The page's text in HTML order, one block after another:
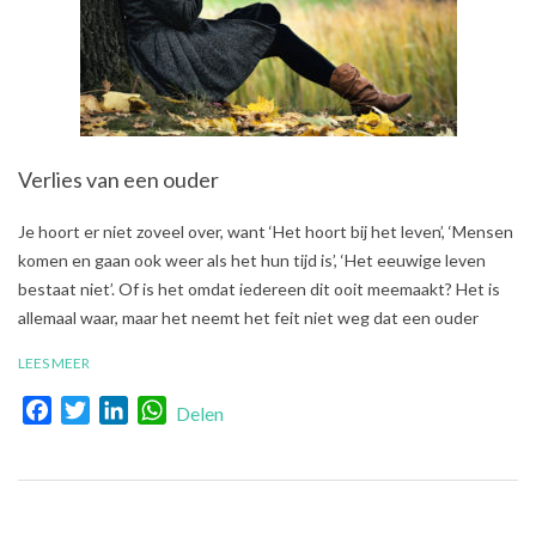
Verlies van een ouder
2019-
03-
08
Je hoort er niet zoveel over, want ‘Het hoort bij het leven’, ‘Mensen
komen en gaan ook weer als het hun tijd is’, ‘Het eeuwige leven
bestaat niet’. Of is het omdat iedereen dit ooit meemaakt? Het is
allemaal waar, maar het neemt het feit niet weg dat een ouder
LEES MEER
FacebookTwitterLinkedInWhatsApp
Delen